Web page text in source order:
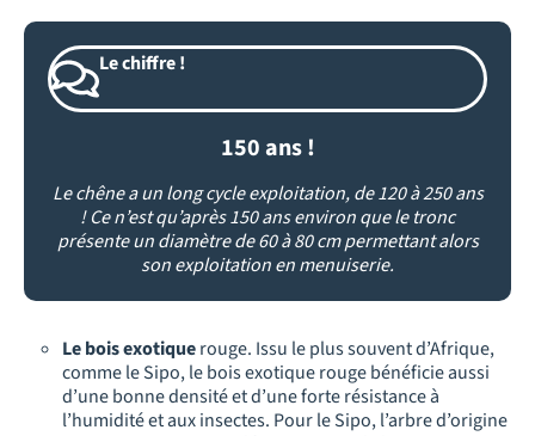
Le chiffre !
150 ans !
Le chêne a un long cycle exploitation, de 120 à 250 ans
! Ce n’est qu’après 150 ans environ que le tronc
présente un diamètre de 60 à 80 cm permettant alors
son exploitation en menuiserie.
Le bois exotiquerouge. Issu le plus souvent d’Afrique,
comme le Sipo, le bois exotique rouge bénéficie aussi
d’une bonne densité et d’une forte résistance à
l’humidité et aux insectes. Pour le Sipo, l’arbre d’origine